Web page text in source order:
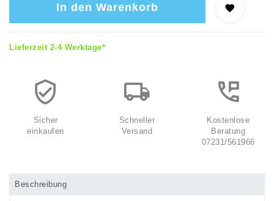
In den Warenkorb
Lieferzeit 2-4 Werktage*
Sicher
einkaufen
Schneller
Versand
Kostenlose
Beratung
07231/561966
Beschreibung